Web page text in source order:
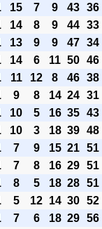
15 7 9 43 36
14 8 9 44 33
13 9 9 47 34
14 6 11 50 46
11 12 8 46 38
9 8 14 24 31
10 5 16 35 43
10 3 18 39 48
7 9 15 21 51
7 8 16 29 51
8 5 18 28 51
5 12 14 30 52
7 6 18 29 56